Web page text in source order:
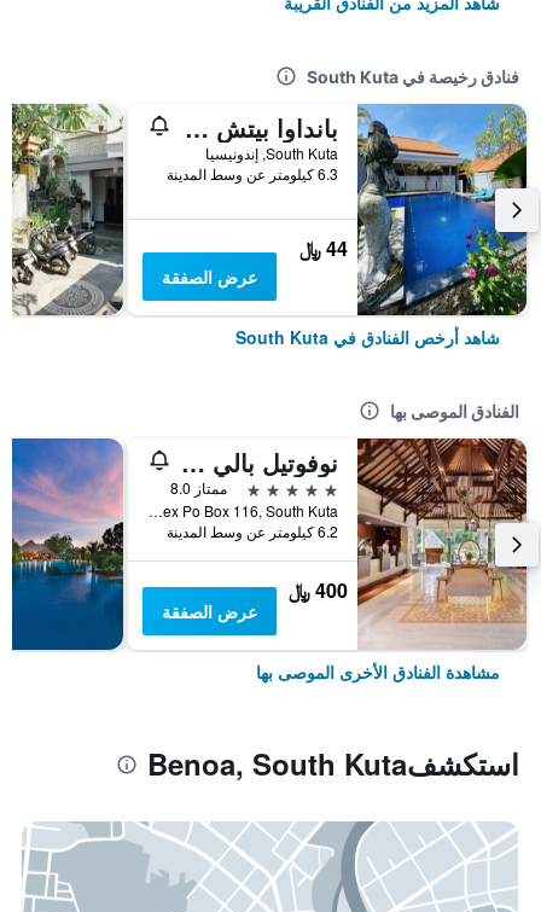
فنادق رخيصة في South Kuta
بانداوا بيتش هوم ستاي
South Kuta, إندونيسيا
6.3 كيلومتر عن وسط المدينة
44 ﷼
عرض الصفقة
شاهد أرخص الفنادق في South Kuta
الفنادق الموصى بها
نوفوتيل بالي نوسا دوا
5 نجوم
ممتاز 8.0
Jl Pantai Mengiat Btdc Complex Po Box 116, South Kuta, إندونيسيا
6.2 كيلومتر عن وسط المدينة
400 ﷼
عرض الصفقة
مشاهدة الفنادق الأخرى الموصى بها
استكشفBenoa, South Kuta